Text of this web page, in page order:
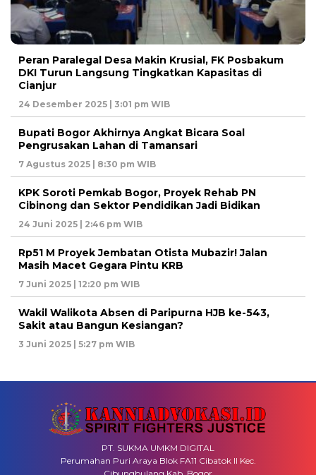
Peran Paralegal Desa Makin Krusial, FK Posbakum
DKI Turun Langsung Tingkatkan Kapasitas di
Cianjur
24 Desember 2025 | 3:01 pm WIB
Bupati Bogor Akhirnya Angkat Bicara Soal
Pengrusakan Lahan di Tamansari
7 Agustus 2025 | 8:30 pm WIB
KPK Soroti Pemkab Bogor, Proyek Rehab PN
Cibinong dan Sektor Pendidikan Jadi Bidikan
24 Juni 2025 | 2:46 pm WIB
Rp51 M Proyek Jembatan Otista Mubazir! Jalan
Masih Macet Gegara Pintu KRB
7 Juni 2025 | 12:20 pm WIB
Wakil Walikota Absen di Paripurna HJB ke-543,
Sakit atau Bangun Kesiangan?
3 Juni 2025 | 5:27 pm WIB
PT. SUKMA UMKM DIGITAL
Perumahan Puri Araya Blok FA11 Cibatok II Kec.